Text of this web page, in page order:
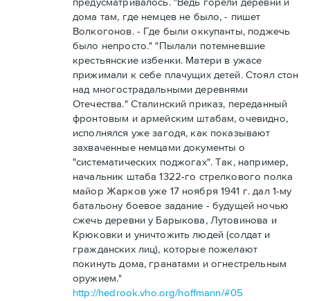
дома там, где немцев не было, - пишет
Волкогонов. - Где были оккупанты, поджечь
было непросто." "Пылали потемневшие
крестьянские избенки. Матери в ужасе
прижимали к себе плачущих детей. Стоял стон
над многострадальными деревнями
Отечества." Сталинский приказ, переданный
фронтовым и армейским штабам, очевидно,
исполнялся уже загодя, как показывают
захваченные немцами документы о
"систематических поджогах". Так, например,
начальник штаба 1322-го стрелкового полка
майор Жарков уже 17 ноября 1941 г. дал 1-му
батальону боевое задание - будущей ночью
сжечь деревни у Барыкова, Лутовинова и
Крюковки и уничтожить людей (солдат и
гражданских лиц), которые пожелают
покинуть дома, гранатами и огнестрельным
оружием."
http://hedrook.vho.org/hoffmann/#05